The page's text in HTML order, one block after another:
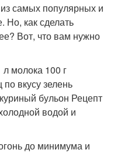
самых популярных и
как сделать
Вот, что вам нужно
молока 100 г
вкусу зелень
бульон Рецепт
водой и
до минимума и